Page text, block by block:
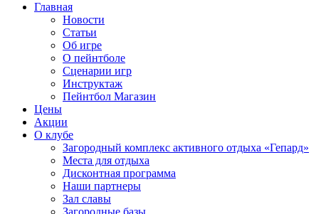
Главная
Новости
Статьи
Об игре
О пейнтболе
Сценарии игр
Инструктаж
Пейнтбол Магазин
Цены
Акции
О клубе
Загородный комплекс активного отдыха «Гепард»
Места для отдыха
Дисконтная программа
Наши партнеры
Зал славы
Загородные базы